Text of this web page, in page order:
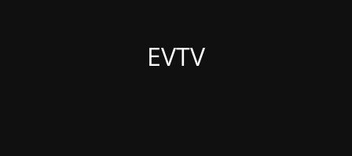
EVTV